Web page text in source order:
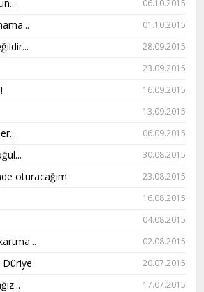
06.10.2015
01.10.2015
28.09.2015
23.09.2015
16.09.2015
13.09.2015
06.09.2015
30.08.2015
oturacağım 23.08.2015
16.08.2015
04.08.2015
02.08.2015
Düriye 20.07.2015
17.07.2015